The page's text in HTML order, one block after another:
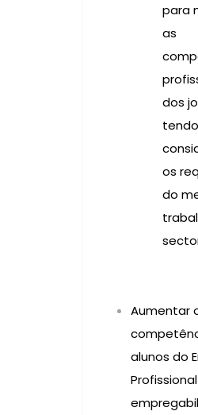
para
as
dos
os
do
Aumentar
alunos do